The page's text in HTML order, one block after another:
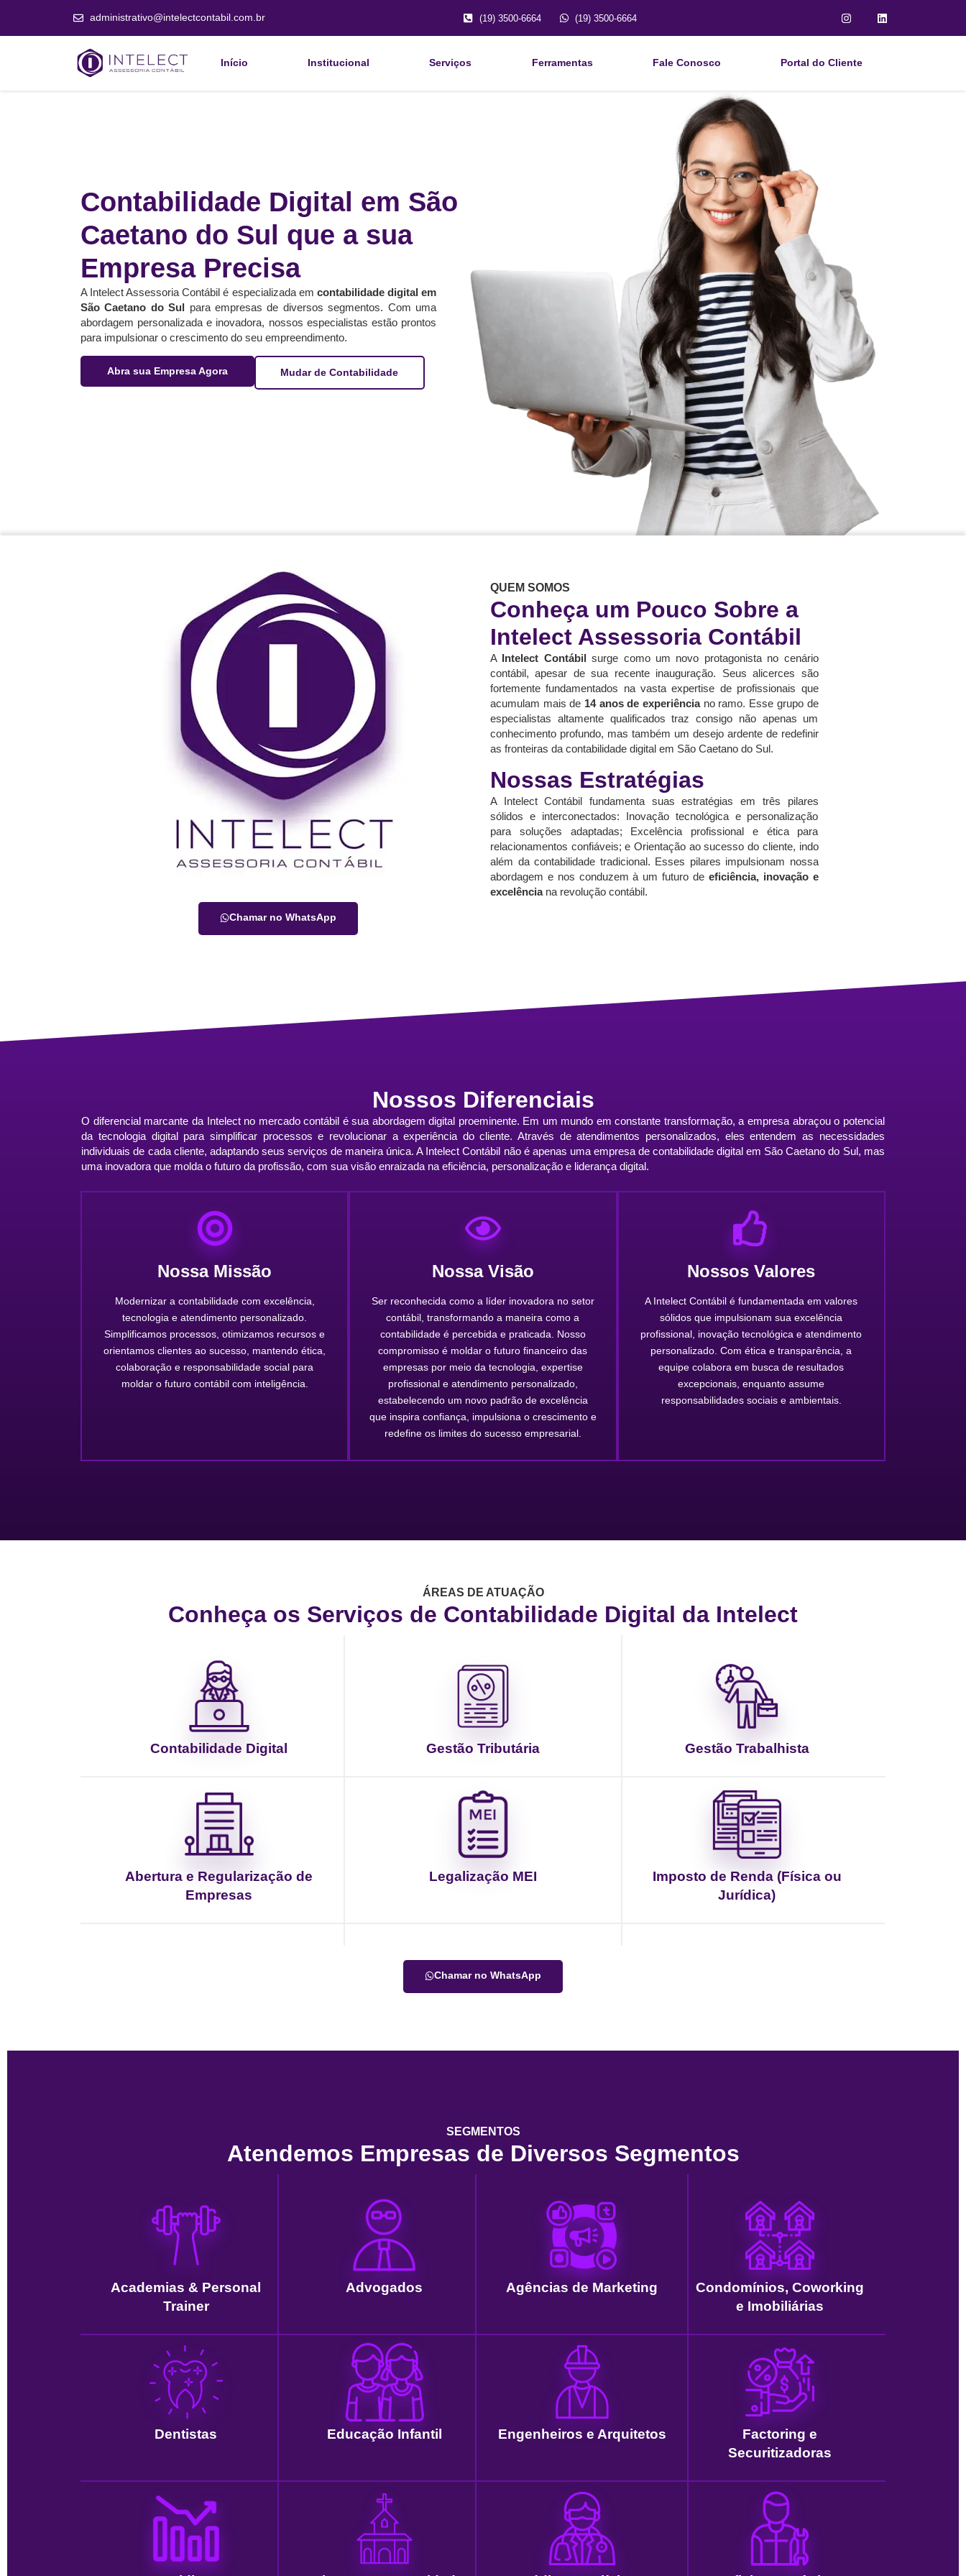
administrativo@intelectcontabil.com.br (19) 3500-6664 (19) 3500-6664
Início Institucional Serviços Ferramentas Fale Conosco Portal do Cliente
Contabilidade Digital em São
Caetano do Sul que a sua
Empresa Precisa
A Intelect Assessoria Contábil é especializada em contabilidade digital em
São Caetano do Sul para empresas de diversos segmentos. Com uma
abordagem personalizada e inovadora, nossos especialistas estão prontos
para impulsionar o crescimento do seu empreendimento.
Abra sua Empresa Agora Mudar de Contabilidade
Chamar no WhatsApp
QUEM SOMOS
Conheça um Pouco Sobre a
Intelect Assessoria Contábil
A Intelect Contábil surge como um novo protagonista no cenário
contábil, apesar de sua recente inauguração. Seus alicerces são
fortemente fundamentados na vasta expertise de profissionais que
acumulam mais de 14 anos de experiênciano ramo. Esse grupo de
especialistas altamente qualificados traz consigo não apenas um
conhecimento profundo, mas também um desejo ardente de redefinir
as fronteiras da contabilidade digital em São Caetano do Sul.
Nossas Estratégias
A Intelect Contábil fundamenta suas estratégias em três pilares
sólidos e interconectados: Inovação tecnológica e personalização
para soluções adaptadas; Excelência profissional e ética para
relacionamentos confiáveis; e Orientação ao sucesso do cliente, indo
além da contabilidade tradicional. Esses pilares impulsionam nossa
abordagem e nos conduzem à um futuro de eficiência, inovação e
excelênciana revolução contábil.
Nossos Diferenciais
O diferencial marcante da Intelect no mercado contábil é sua abordagem digital proeminente. Em um mundo em constante transformação, a empresa abraçou o potencial
da tecnologia digital para simplificar processos e revolucionar a experiência do cliente. Através de atendimentos personalizados, eles entendem as necessidades
individuais de cada cliente, adaptando seus serviços de maneira única. A Intelect Contábil não é apenas uma empresa de contabilidade digital em São Caetano do Sul, mas
uma inovadora que molda o futuro da profissão, com sua visão enraizada na eficiência, personalização e liderança digital.
Nossa Missão
Modernizar a contabilidade com excelência,
tecnologia e atendimento personalizado.
Simplificamos processos, otimizamos recursos e
orientamos clientes ao sucesso, mantendo ética,
colaboração e responsabilidade social para
moldar o futuro contábil com inteligência.
Nossa Visão
Ser reconhecida como a líder inovadora no setor
contábil, transformando a maneira como a
contabilidade é percebida e praticada. Nosso
compromisso é moldar o futuro financeiro das
empresas por meio da tecnologia, expertise
profissional e atendimento personalizado,
estabelecendo um novo padrão de excelência
que inspira confiança, impulsiona o crescimento e
redefine os limites do sucesso empresarial.
Nossos Valores
A Intelect Contábil é fundamentada em valores
sólidos que impulsionam sua excelência
profissional, inovação tecnológica e atendimento
personalizado. Com ética e transparência, a
equipe colabora em busca de resultados
excepcionais, enquanto assume
responsabilidades sociais e ambientais.
ÁREAS DE ATUAÇÃO
Conheça os Serviços de Contabilidade Digital da Intelect
Contabilidade Digital Gestão Tributária Gestão Trabalhista
Abertura e Regularização de
Empresas
Legalização MEI
Imposto de Renda (Física ou
Jurídica)
Chamar no WhatsApp
SEGMENTOS
Atendemos Empresas de Diversos Segmentos
Academias & Personal
Trainer
Advogados Agências de Marketing
Condomínios, Coworking
e Imobiliárias
Dentistas Educação Infantil Engenheiros e Arquitetos
Factoring e
Securitizadoras